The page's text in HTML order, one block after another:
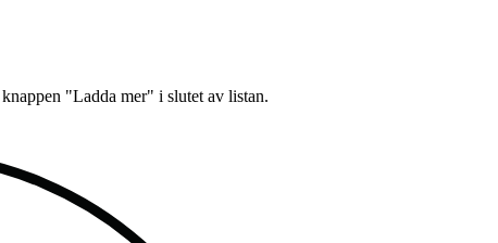
"Ladda mer" i slutet av listan.